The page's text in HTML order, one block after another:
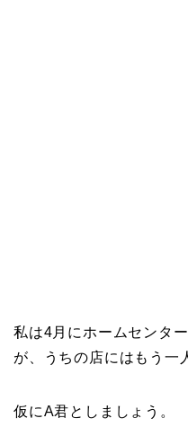
私は4月にホームセンタ
が、うちの店にはもう一
仮にA君としましょう。